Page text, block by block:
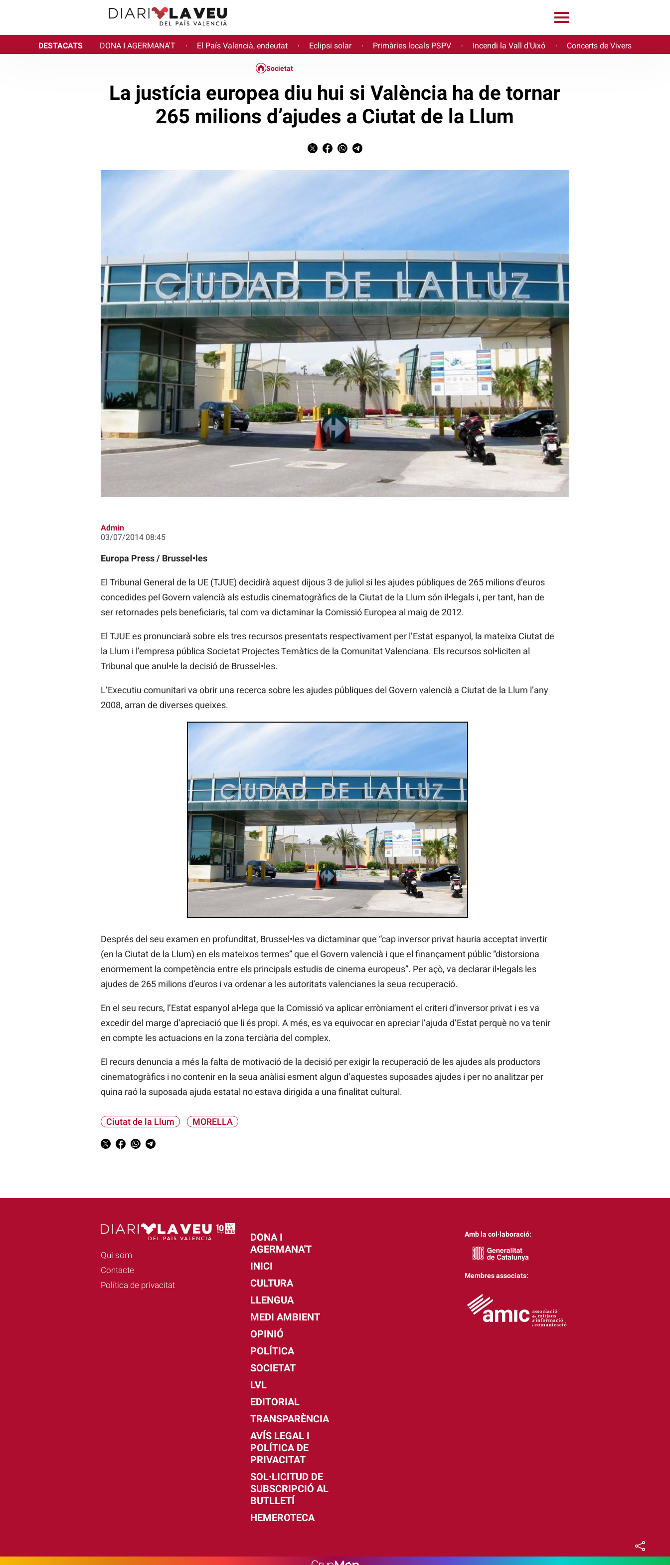
DESTACATS DONA I AGERMANA'T · El País Valencià, endeutat · Eclipsi solar · Primàries locals PSPV · Incendi la Vall d'Uixó · Concerts de Vivers
Societat
La justícia europea diu hui si València ha de tornar
265 milions d’ajudes a Ciutat de la Llum
Admin
03/07/2014 08:45
Europa Press / Brussel•les
El Tribunal General de la UE (TJUE) decidirà aquest dijous 3 de juliol si les ajudes públiques de 265 milions d’euros
concedides pel Govern valencià als estudis cinematogràfics de la Ciutat de la Llum són il•legals i, per tant, han de
ser retornades pels beneficiaris, tal com va dictaminar la Comissió Europea al maig de 2012.
El TJUE es pronunciarà sobre els tres recursos presentats respectivament per l’Estat espanyol, la mateixa Ciutat de
la Llum i l’empresa pública Societat Projectes Temàtics de la Comunitat Valenciana. Els recursos sol•liciten al
Tribunal que anul•le la decisió de Brussel•les.
L’Executiu comunitari va obrir una recerca sobre les ajudes públiques del Govern valencià a Ciutat de la Llum l’any
2008, arran de diverses queixes.
Després del seu examen en profunditat, Brussel•les va dictaminar que “cap inversor privat hauria acceptat invertir
(en la Ciutat de la Llum) en els mateixos termes” que el Govern valencià i que el finançament públic “distorsiona
enormement la competència entre els principals estudis de cinema europeus”. Per açò, va declarar il•legals les
ajudes de 265 milions d’euros i va ordenar a les autoritats valencianes la seua recuperació.
En el seu recurs, l’Estat espanyol al•lega que la Comissió va aplicar erròniament el criteri d’inversor privat i es va
excedir del marge d’apreciació que li és propi. A més, es va equivocar en apreciar l’ajuda d’Estat perquè no va tenir
en compte les actuacions en la zona terciària del complex.
El recurs denuncia a més la falta de motivació de la decisió per exigir la recuperació de les ajudes als productors
cinematogràfics i no contenir en la seua anàlisi esment algun d’aquestes suposades ajudes i per no analitzar per
quina raó la suposada ajuda estatal no estava dirigida a una finalitat cultural.
Ciutat de la Llum MORELLA
Qui som
Contacte
Política de privacitat
DONA I
AGERMANA'T
INICI
CULTURA
LLENGUA
MEDI AMBIENT
OPINIÓ
POLÍTICA
SOCIETAT
LVL
EDITORIAL
TRANSPARÈNCIA
AVÍS LEGAL I
POLÍTICA DE
PRIVACITAT
SOL·LICITUD DE
SUBSCRIPCIÓ AL
BUTLLETÍ
HEMEROTECA
Amb la col·laboració:
Membres associats: